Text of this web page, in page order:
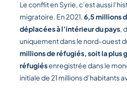
Le conflit en Syrie, c’est aussi
migratoire. En 2021,6,5 millions
déplacées à l’intérieur du pays,
uniquement dans le nord-ouest
millions de réfugiés, soit la plus
réfugiésenregistrée dans le
initiale de 21 millions d’habitants